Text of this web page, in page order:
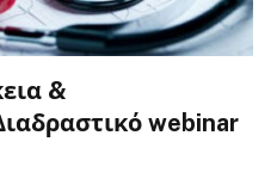
&
webinar